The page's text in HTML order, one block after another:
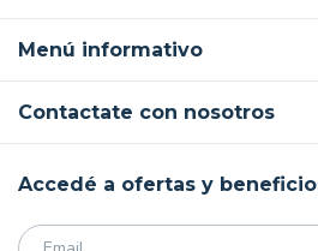
Menú informativo
Contactate con nosotros
Accedé a ofertas y